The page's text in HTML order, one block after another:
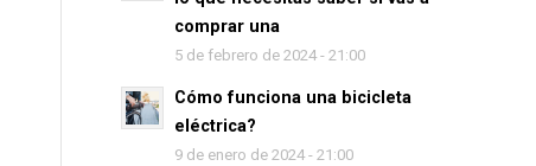
comprar una
5 de febrero de 2024 - 21:00
Cómo funciona una bicicleta
eléctrica?
9 de enero de 2024 - 21:00